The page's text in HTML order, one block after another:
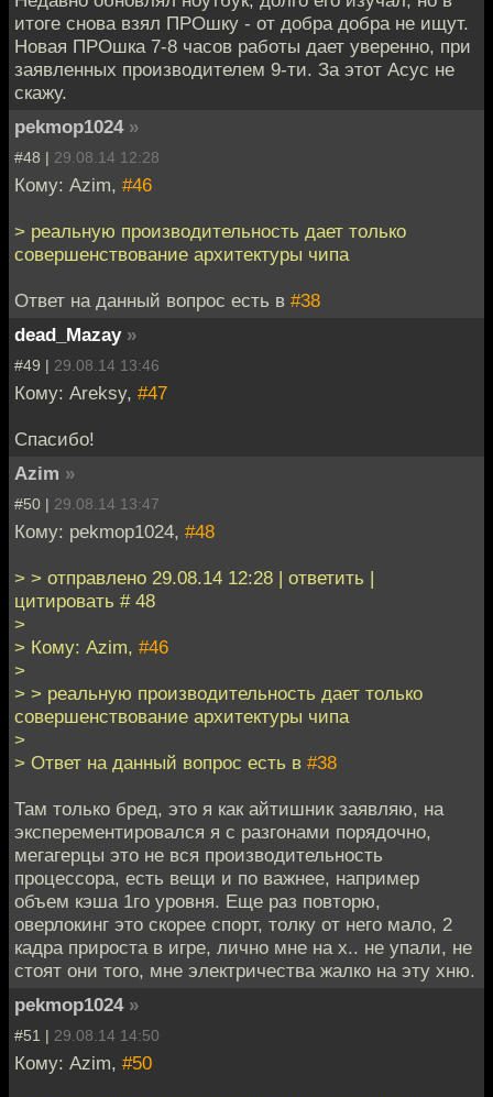
итоге снова взял ПРОшку - от добра добра не ищут.
Новая ПРОшка 7-8 часов работы дает уверенно, при
заявленных производителем 9-ти. За этот Асус не
скажу.
pekmop1024 »
#48 | 29.08.14 12:28
Кому: Azim, #46
> реальную производительность дает только
совершенствование архитектуры чипа
Ответ на данный вопрос есть в #38
dead_Mazay »
#49 | 29.08.14 13:46
Кому: Areksy, #47
Спасибо!
Azim »
#50 | 29.08.14 13:47
Кому: pekmop1024, #48
> > отправлено 29.08.14 12:28 | ответить |
цитировать # 48
>
> Кому: Azim, #46
>
> > реальную производительность дает только
совершенствование архитектуры чипа
>
> Ответ на данный вопрос есть в #38
Там только бред, это я как айтишник заявляю, на
эксперементировался я с разгонами порядочно,
мегагерцы это не вся производительность
процессора, есть вещи и по важнее, например
объем кэша 1го уровня. Еще раз повторю,
оверлокинг это скорее спорт, толку от него мало, 2
кадра прироста в игре, лично мне на х.. не упали, не
стоят они того, мне электричества жалко на эту хню.
pekmop1024 »
#51 | 29.08.14 14:50
Кому: Azim, #50